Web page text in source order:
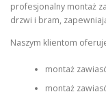
profesjonalny montaż
drzwi i bram,
Naszym klientom
montaż
montaż